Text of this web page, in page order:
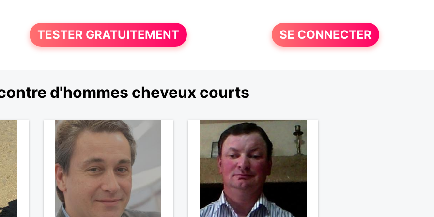
TESTER GRATUITEMENT SE CONNECTER
d'hommes cheveux courts